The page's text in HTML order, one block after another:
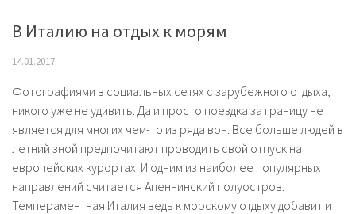
Туризм
Футбол
Кухня
Об Италии
В Италию на отдых к морям
14.01.2017
Фотографиями в социальных сетях с зарубежного отдыха,
никого уже не удивить. Да и просто поездка за границу не
является для многих чем-то из ряда вон. Все больше людей в
летний зной предпочитают проводить свой отпуск на
европейских курортах. И одним из наиболее популярных
направлений считается Апеннинский полуостров.
Темпераментная Италия ведь к морскому отдыху добавит и